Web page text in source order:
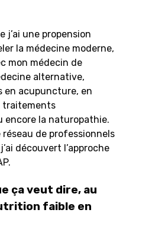
j’ai une propension
la médecine moderne,
mon médecin de
alternative,
en acupuncture, en
traitements
encore la naturopathie.
réseau de professionnels
découvert l’approche
ça veut dire, au
faible en